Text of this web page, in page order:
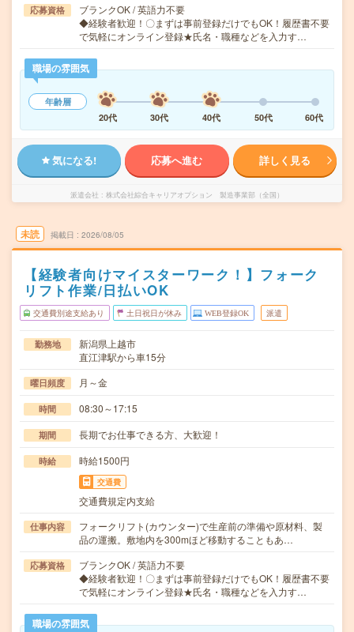
応募資格
ブランクOK / 英語力不要
◆経験者歓迎！〇まずは事前登録だけでもOK！履歴書不要
で気軽にオンライン登録★氏名・職種などを入力す…
職場の雰囲気
年齢層
20代
30代 40代 50代 60代
気になる! 応募へ進む 詳しく見る
派遣会社 株式会社綜合キャリアオプション 製造事業部（全国）
未読 掲載日 2026/08/05
【経験者向けマイスターワーク！】フォーク
リフト作業/日払いOK
交通費別途支給あり 土日祝日が休み WEB登録OK 派遣
勤務地
新潟県上越市
直江津駅から車15分
曜日頻度 月～金
時間 08:30～17:15
期間 長期でお仕事できる方、大歓迎！
時給 時給1500円
交通費
交通費規定内支給
仕事内容
フォークリフト(カウンター)で生産前の準備や原材料、製
品の運搬。敷地内を300mほど移動することもあ…
応募資格
ブランクOK / 英語力不要
◆経験者歓迎！〇まずは事前登録だけでもOK！履歴書不要
で気軽にオンライン登録★氏名・職種などを入力す…
職場の雰囲気